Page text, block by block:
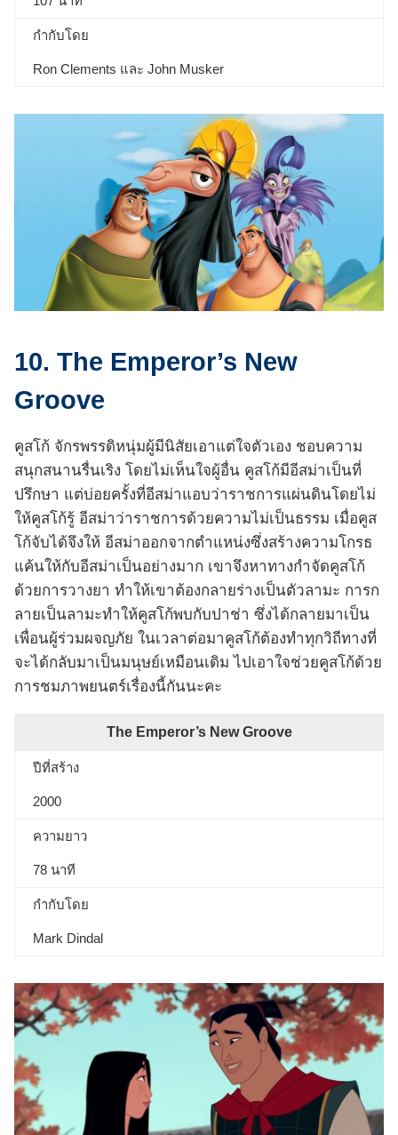
กำกับโดย
Ron Clements และ John Musker
10. The Emperor’s New
Groove
คูสโก้ จักรพรรดิหนุ่มผู้มีนิสัยเอาแต่ใจตัวเอง ชอบความ
สนุกสนานรื่นเริง โดยไม่เห็นใจผู้อื่น คูสโก้มีอีสม่าเป็นที่
ปรึกษา แต่บ่อยครั้งที่อีสม่าแอบว่าราชการแผ่นดินโดยไม่
ให้คูสโก้รู้ อีสม่าว่าราชการด้วยความไม่เป็นธรรม เมื่อคูส
โก้จับได้จึงให้ อีสม่าออกจากตำแหน่งซึ่งสร้างความโกรธ
แค้นให้กับอีสม่าเป็นอย่างมาก เขาจึงหาทางกำจัดคูสโก้
ด้วยการวางยา ทำให้เขาต้องกลายร่างเป็นตัวลามะ การก
ลายเป็นลามะทำให้คูสโก้พบกับปาช่า ซึ่งได้กลายมาเป็น
เพื่อนผู้ร่วมผจญภัย ในเวลาต่อมาคูสโก้ต้องทำทุกวิถีทางที่
จะได้กลับมาเป็นมนุษย์เหมือนเดิม ไปเอาใจช่วยคูสโก้ด้วย
การชมภาพยนตร์เรื่องนี้กันนะคะ
The Emperor’s New Groove
ปีที่สร้าง
2000
ความยาว
78 นาที
กำกับโดย
Mark Dindal